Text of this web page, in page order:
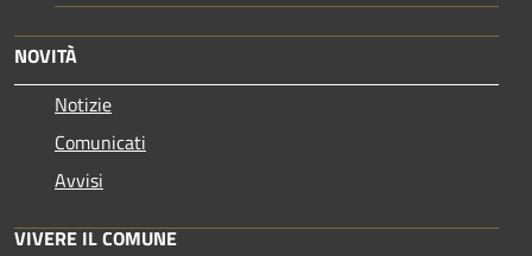
NOVITÀ
Notizie
Comunicati
Avvisi
VIVERE IL COMUNE